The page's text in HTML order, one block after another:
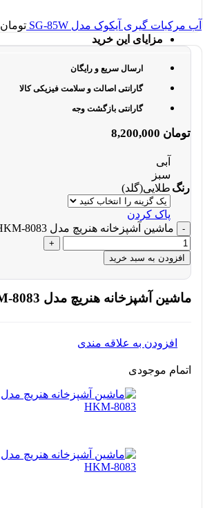
آب مرکبات گیری آیکوک مدل SG-85W تومان
مزایای این خرید
ارسال سریع و رایگان
گارانتی اصالت و سلامت فیزیکی کالا
گارانتی بازگشت وجه
تومان
رنگ
آبی
سبز
طلایی(گلد)
پاک کردن
ماشین آشپزخانه هنریچ مدل HKM-8083 عدد
افزودن به سبد خرید
ماشین آشپزخانه هنریچ مدل HKM-8083
افزودن به علاقه مندی
اتمام موجودی